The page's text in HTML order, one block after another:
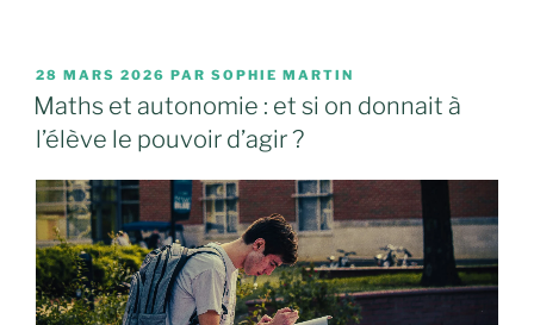
PUBLIÉ
LE
28 MARS 2026 PAR SOPHIE MARTIN
Maths et autonomie : et si on donnait à
l’élève le pouvoir d’agir ?